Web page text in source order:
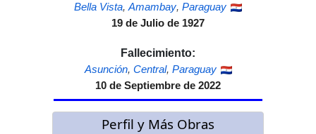
Bella Vista, Amambay, Paraguay
19 de Julio de 1927
Fallecimiento:
Asunción, Central, Paraguay
10 de Septiembre de 2022
Perfil y Más Obras